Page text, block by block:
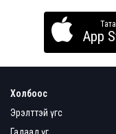
App
Холбоос
Эрэлттэй үгс